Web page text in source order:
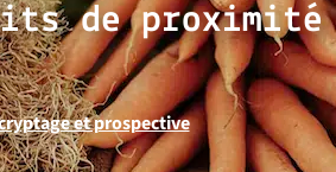
de proximité
et prospective